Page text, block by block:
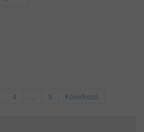
4 ... 9 Következő